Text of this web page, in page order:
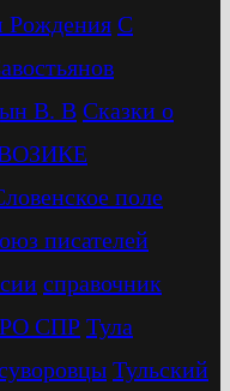
С
В. В Сказки о
поле
писателей
справочник
СПР Тула
Тульский